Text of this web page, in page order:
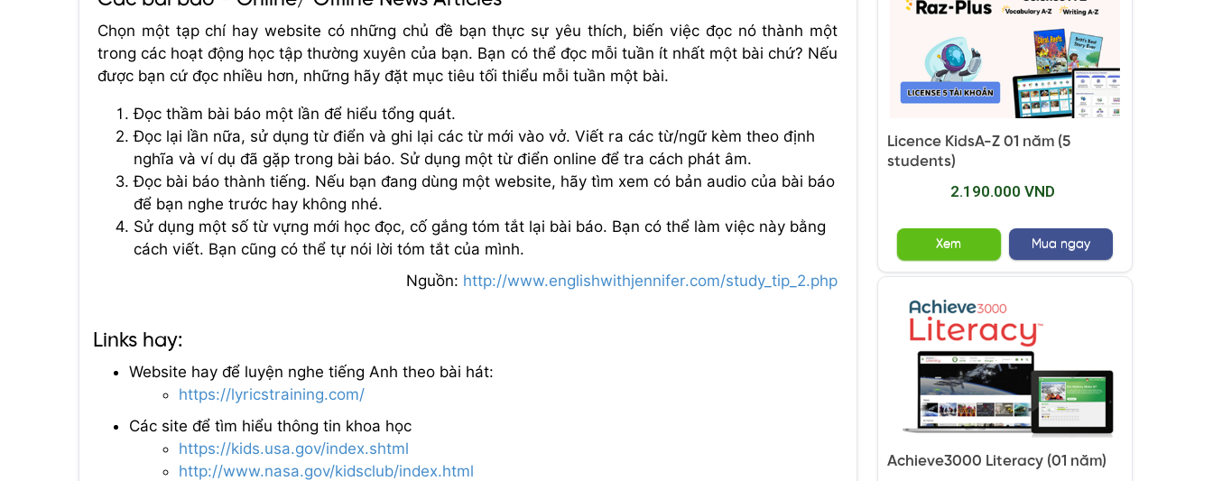
Chọn một tạp chí hay website có những chủ đề bạn thực sự yêu thích, biến việc đọc nó thành một
trong các hoạt động học tập thường xuyên của bạn. Bạn có thể đọc mỗi tuần ít nhất một bài chứ? Nếu
được bạn cứ đọc nhiều hơn, những hãy đặt mục tiêu tối thiểu mỗi tuần một bài.
Đọc thầm bài báo một lần để hiểu tổng quát.
Đọc lại lần nữa, sử dụng từ điển và ghi lại các từ mới vào vở. Viết ra các từ/ngữ kèm theo định
nghĩa và ví dụ đã gặp trong bài báo. Sử dụng một từ điển online để tra cách phát âm.
Đọc bài báo thành tiếng. Nếu bạn đang dùng một website, hãy tìm xem có bản audio của bài báo
để bạn nghe trước hay không nhé.
Sử dụng một số từ vựng mới học đọc, cố gắng tóm tắt lại bài báo. Bạn có thể làm việc này bằng
cách viết. Bạn cũng có thể tự nói lời tóm tắt của mình.
Nguồn: http://www.englishwithjennifer.com/study_tip_2.php
Links hay:
Website hay để luyện nghe tiếng Anh theo bài hát:
https://lyricstraining.com/
Các site để tìm hiểu thông tin khoa học
https://kids.usa.gov/index.shtml
http://www.nasa.gov/kidsclub/index.html
Licence KidsA-Z 01 năm (5
students)
2.190.000 VND
Xem Mua ngay
Achieve3000 Literacy (01 năm)